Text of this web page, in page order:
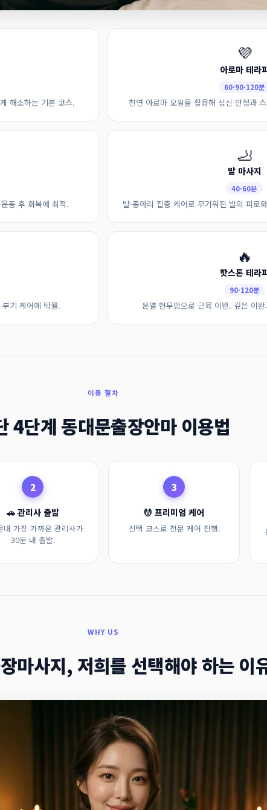
해소하는 기본 코스.
💜
아로마 테라
60·90·120분
천연 아로마 오일을 활용해 심신 안정과
동 후 회복에 최적.
🦶
발 마사지
40·60분
발·종아리 집중 케어로 무거워진 발의 피로
기 케어에 탁월.
🔥
핫스톤 테라
90·120분
온열 현무암으로 근육 이완. 깊은 이
이용 절차
4단계 동대문출장안마 이용법
2
🚗 관리사 출발
내 가장 가까운 관리사가
30분 내 출발.
3
💆 프리미엄 케어
선택 코스로 전문 케어 진행.
WHY US
마사지, 저희를 선택해야 하는 이